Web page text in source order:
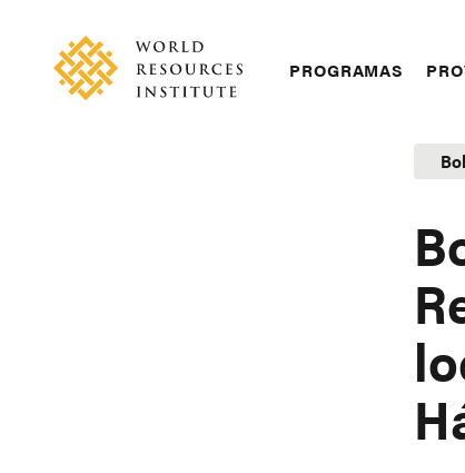
content
Main
PROGRAMAS